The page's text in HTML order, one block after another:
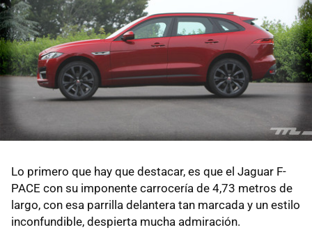
Lo primero que hay que destacar, es que el Jaguar F-
PACE con su imponente carrocería de 4,73 metros de
largo, con esa parrilla delantera tan marcada y un estilo
inconfundible, despierta mucha admiración.